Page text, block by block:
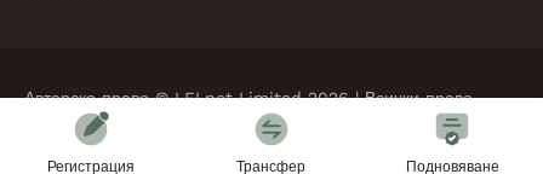
Авторско право © LEI.net Limited 2026 | Всички права
запазени
Terms and Conditions
Политика за поверителност
Регистрация Трансфер Подновяване